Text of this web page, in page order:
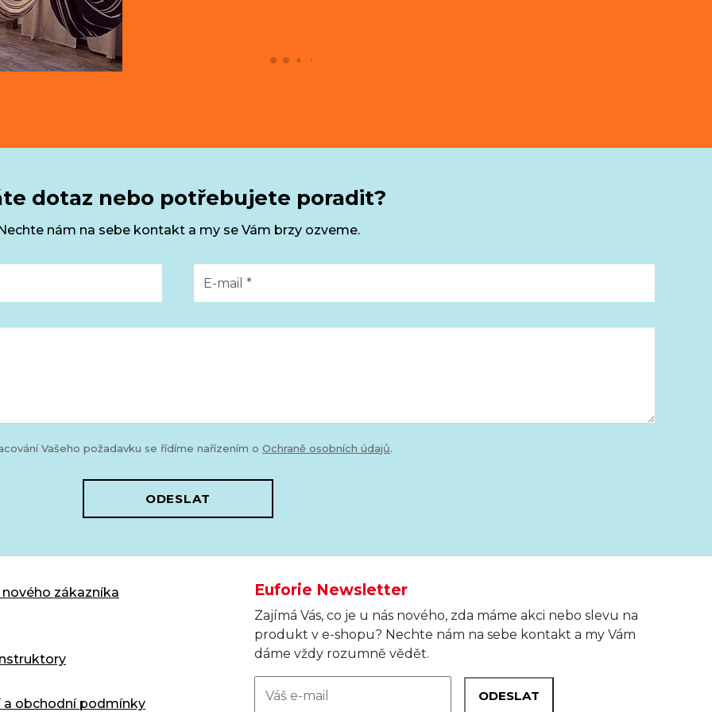
dotaz nebo potřebujete poradit?
nám na sebe kontakt a my se Vám brzy ozveme.
Vašeho požadavku se řídíme nařízením o Ochraně osobních údajů.
ODESLAT
zákazníka
a obchodní podmínky
Euforie Newsletter
Zajímá Vás, co je u nás nového, zda máme akci nebo slevu na
produkt v e-shopu? Nechte nám na sebe kontakt a my Vám
dáme vždy rozumně vědět.
ODESLAT